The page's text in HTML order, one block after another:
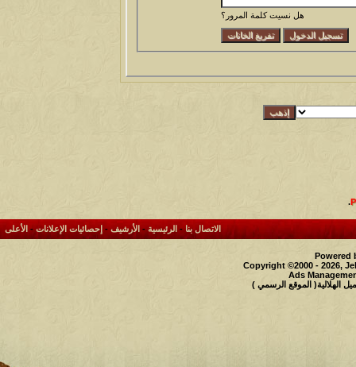
هل نسيت كلمة المرور؟
.
الاتصال بنا- الرئيسية-الأرشيف- إحصائيات الإعلانات- الأعلى
Powered
Copyright ©2000 - 2026,
Ads
الهلالية( الموقع الرسمي )